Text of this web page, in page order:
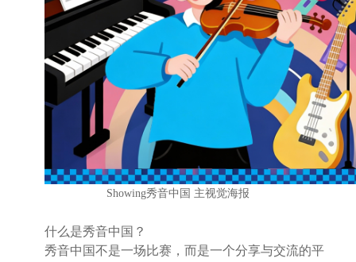
Showing秀音中国 主视觉海报
什么是秀音中国？
秀音中国不是一场比赛，而是一个分享与交流的平